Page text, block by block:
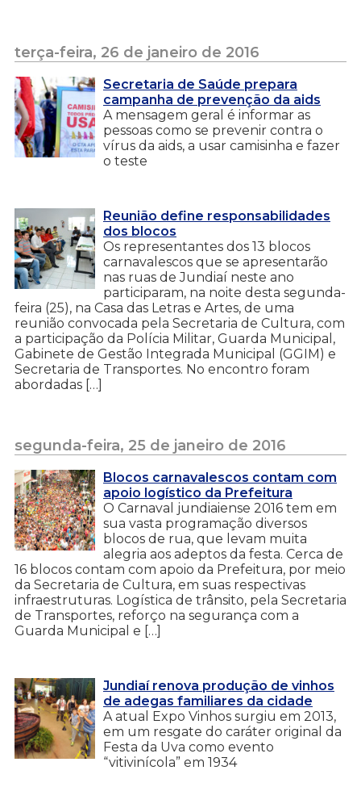
terça-feira, 26 de janeiro de 2016
Secretaria de Saúde prepara
campanha de prevenção da aids
A mensagem geral é informar as
pessoas como se prevenir contra o
vírus da aids, a usar camisinha e fazer
o teste
Reunião define responsabilidades
dos blocos
Os representantes dos 13 blocos
carnavalescos que se apresentarão
nas ruas de Jundiaí neste ano
participaram, na noite desta segunda-
feira (25), na Casa das Letras e Artes, de uma
reunião convocada pela Secretaria de Cultura, com
a participação da Polícia Militar, Guarda Municipal,
Gabinete de Gestão Integrada Municipal (GGIM) e
Secretaria de Transportes. No encontro foram
abordadas […]
segunda-feira, 25 de janeiro de 2016
Blocos carnavalescos contam com
apoio logístico da Prefeitura
O Carnaval jundiaiense 2016 tem em
sua vasta programação diversos
blocos de rua, que levam muita
alegria aos adeptos da festa. Cerca de
16 blocos contam com apoio da Prefeitura, por meio
da Secretaria de Cultura, em suas respectivas
infraestruturas. Logística de trânsito, pela Secretaria
de Transportes, reforço na segurança com a
Guarda Municipal e […]
Jundiaí renova produção de vinhos
de adegas familiares da cidade
A atual Expo Vinhos surgiu em 2013,
em um resgate do caráter original da
Festa da Uva como evento
“vitivinícola” em 1934